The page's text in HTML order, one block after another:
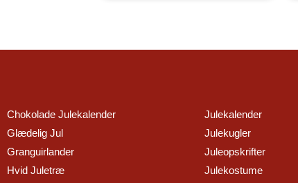
Chokolade Julekalender
Glædelig Jul
Granguirlander
Hvid Juletræ
Julekalender
Julekugler
Juleopskrifter
Julekostume